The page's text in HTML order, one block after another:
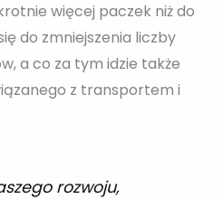
więcej paczek niż do
do zmniejszenia liczby
a co za tym idzie także
z transportem i
rozwoju,